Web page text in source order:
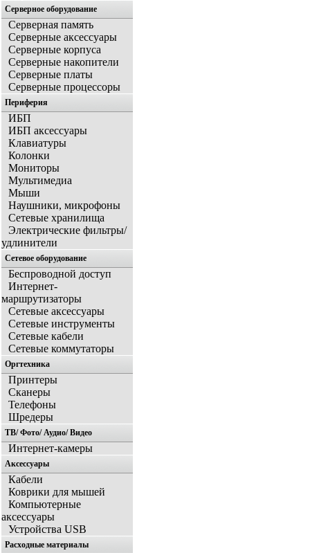
Серверное оборудование
Серверная память
Серверные аксессуары
Серверные корпуса
Серверные накопители
Серверные платы
Серверные процессоры
Периферия
ИБП
ИБП аксессуары
Клавиатуры
Колонки
Мониторы
Мультимедиа
Мыши
Наушники, микрофоны
Сетевые хранилища
Электрические фильтры/
удлинители
Сетевое оборудование
Беспроводной доступ
Интернет-
маршрутизаторы
Сетевые аксессуары
Сетевые инструменты
Сетевые кабели
Сетевые коммутаторы
Оргтехника
Принтеры
Сканеры
Телефоны
Шредеры
ТВ/ Фото/ Аудио/ Видео
Интернет-камеры
Аксессуары
Кабели
Коврики для мышей
Компьютерные
аксессуары
Устройства USB
Расходные материалы